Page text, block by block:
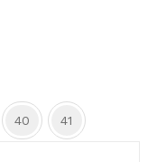
40 41